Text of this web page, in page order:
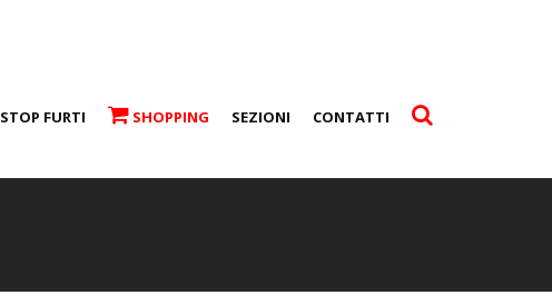
STOP FURTI SHOPPING SEZIONI CONTATTI